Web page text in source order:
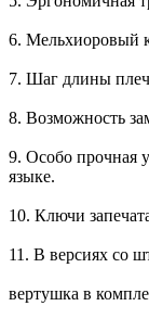
6. Мельхиоровый
7. Шаг длины
8. Возможность
9. Особо прочная
языке.
10. Ключи
11. В версиях со
вертушка в